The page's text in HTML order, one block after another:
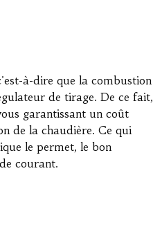
à-dire que la combustion
de tirage. De ce fait,
garantissant un coût
de la chaudière. Ce qui
le permet, le bon
courant.